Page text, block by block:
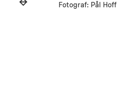
Fotograf: Pål Hoff